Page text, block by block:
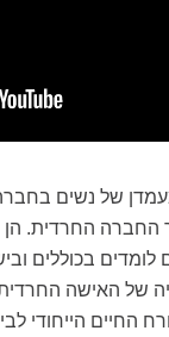
של נשים
החרדית. הן
בכוללים
של האישה
החיים הייחודי